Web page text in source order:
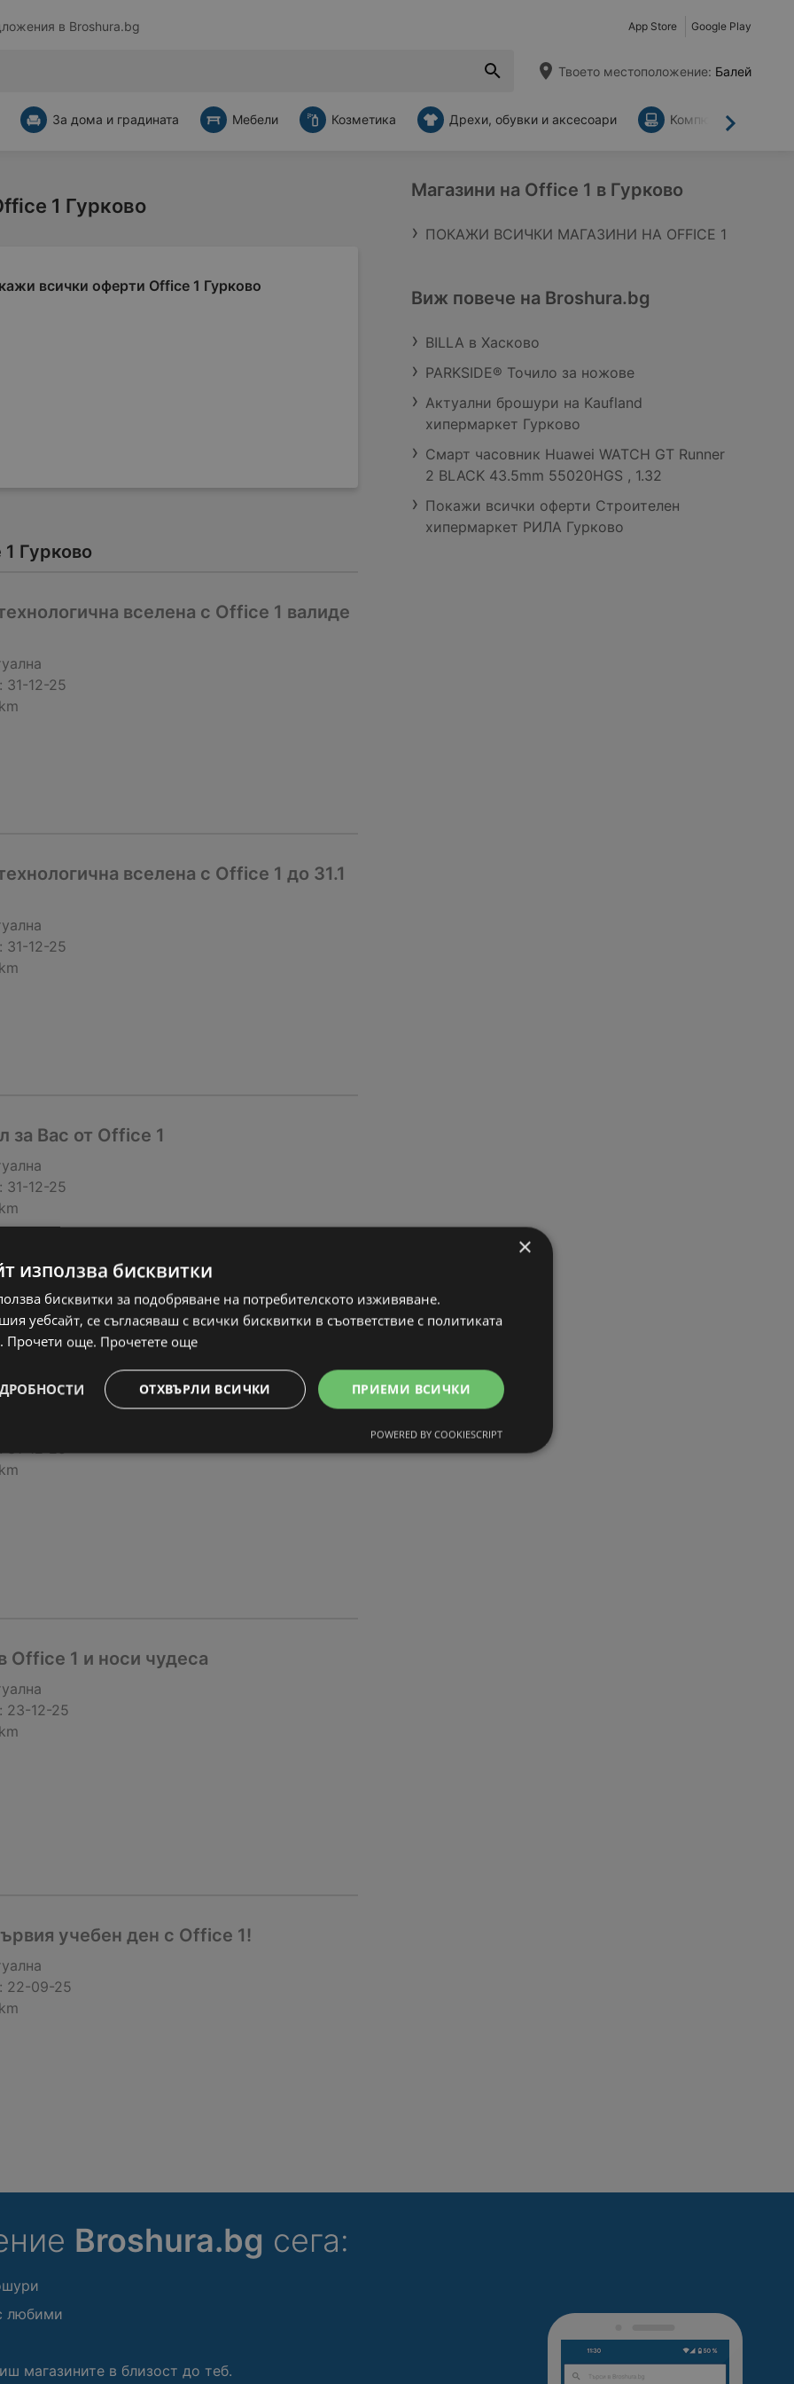
в Broshura.bg App Store Google Play
Твоето местоположение: Балей
Напред
За дома и градината Мебели Козметика Дрехи, обувки и аксесоари Компютри и
1 Гурково
всички оферти Office 1 Гурково
Гурково
вселена с Office 1 валиде
31-12-25
вселена с Office 1 до 31.1
31-12-25
за Вас от Office 1
31-12-25
за Вас от Office 1!
31-12-25
Office 1 и носи чудеса
23-12-25
учебен ден с Office 1!
22-09-25
Магазини на Office 1 в Гурково
ПОКАЖИ ВСИЧКИ МАГАЗИНИ НА OFFICE 1
Виж повече на Broshura.bg
BILLA в Хасково
PARKSIDE® Точило за ножове
Актуални брошури на Kaufland
хипермаркет Гурково
Смарт часовник Huawei WATCH GT Runner
2 BLACK 43.5mm 55020HGS , 1.32
Покажи всички оферти Строителен
хипермаркет РИЛА Гурково
Broshura.bg сега:
любими
магазините в близост до теб.
×
използва бисквитки
бисквитки за подобряване на потребителското изживяване.
уебсайт, се съгласяваш с всички бисквитки в съответствие с политиката
Прочети още. Прочетете още
ПРИЕМИ ВСИЧКИ
ОТХВЪРЛИ ВСИЧКИ
POWERED BY COOKIESCRIPT